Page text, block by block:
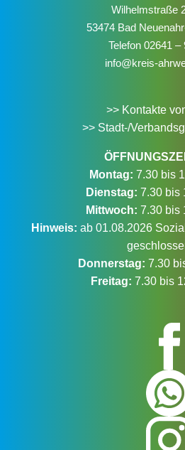
Wilhelmstraße
53474 Bad
Telefon 02641 –
info@kreis-
>> Kontakte
>> Stadt-/
Montag: 7.30 bis
Dienstag: 7.30 bis
Mittwoch: 7.30 bis
Hinweis: ab 01.08.2026
Donnerstag: 7.30
Freitag: 7.30 bis